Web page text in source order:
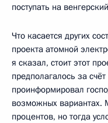
поступать на
Что касается других
проекта атомной
я сказал, стоит этот
предполагалось за
проинформировал
возможных вариантах.
процентов, но тогда